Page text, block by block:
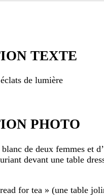
TEXTE
de lumière
PHOTO
for tea » (une table